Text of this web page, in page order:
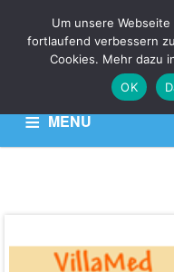
MENU
Venen
Dr.
Um unsere
fortlaufend verbessern
Cookies. Mehr dazu
OK